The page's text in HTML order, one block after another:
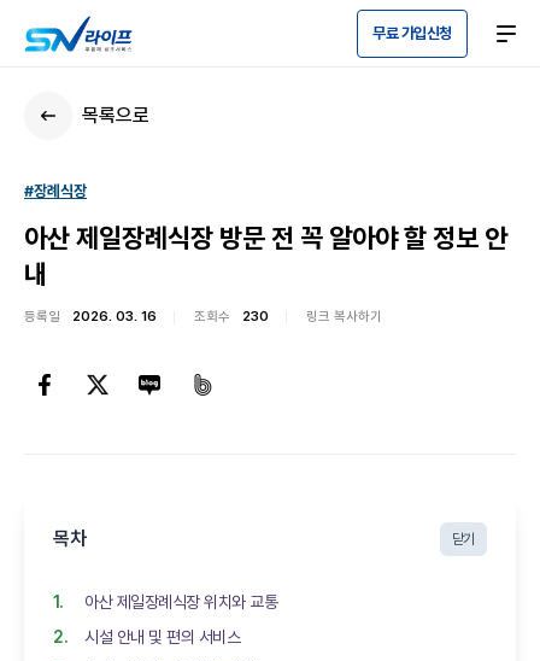
무료 가입신청
목록으로
#장례식장
아산 제일장례식장 방문 전 꼭 알아야 할 정보 안
내
등록일 2026. 03. 16 조회수 230 링크 복사하기
목차 닫기
아산 제일장례식장 위치와 교통
시설 안내 및 편의 서비스